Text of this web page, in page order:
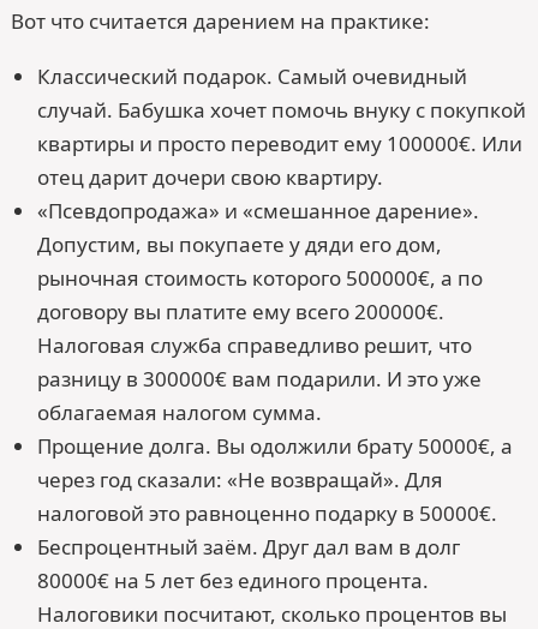
Вот что считается дарением на практике:
Классический подарок. Самый очевидный
случай. Бабушка хочет помочь внуку с покупкой
квартиры и просто переводит ему 100000€. Или
отец дарит дочери свою квартиру.
«Псевдопродажа» и «смешанное дарение».
Допустим, вы покупаете у дяди его дом,
рыночная стоимость которого 500000€, а по
договору вы платите ему всего 200000€.
Налоговая служба справедливо решит, что
разницу в 300000€ вам подарили. И это уже
облагаемая налогом сумма.
Прощение долга. Вы одолжили брату 50000€, а
через год сказали: «Не возвращай». Для
налоговой это равноценно подарку в 50000€.
Беспроцентный заём. Друг дал вам в долг
80000€ на 5 лет без единого процента.
Налоговики посчитают, сколько процентов вы